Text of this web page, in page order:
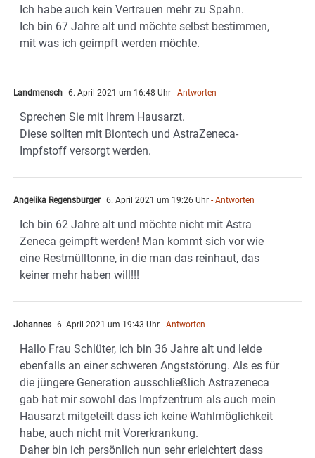
Ich habe auch kein Vertrauen mehr zu Spahn.
Ich bin 67 Jahre alt und möchte selbst bestimmen,
mit was ich geimpft werden möchte.
Landmensch 6. April 2021 um 16:48 Uhr - Antworten
Sprechen Sie mit Ihrem Hausarzt.
Diese sollten mit Biontech und AstraZeneca-
Impfstoff versorgt werden.
Angelika Regensburger 6. April 2021 um 19:26 Uhr - Antworten
Ich bin 62 Jahre alt und möchte nicht mit Astra
Zeneca geimpft werden! Man kommt sich vor wie
eine Restmülltonne, in die man das reinhaut, das
keiner mehr haben will!!!
Johannes 6. April 2021 um 19:43 Uhr - Antworten
Hallo Frau Schlüter, ich bin 36 Jahre alt und leide
ebenfalls an einer schweren Angststörung. Als es für
die jüngere Generation ausschließlich Astrazeneca
gab hat mir sowohl das Impfzentrum als auch mein
Hausarzt mitgeteilt dass ich keine Wahlmöglichkeit
habe, auch nicht mit Vorerkrankung.
Daher bin ich persönlich nun sehr erleichtert dass